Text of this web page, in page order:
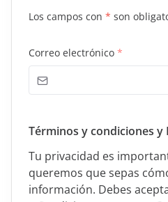
Los campos con * son
*
Correo electrónico
Términos y condiciones y
Tu privacidad es
queremos que sepas
información. Debes